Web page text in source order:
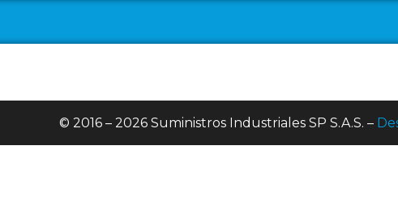
© 2016 – 2026 Suministros Industriales SP S.A.S. –